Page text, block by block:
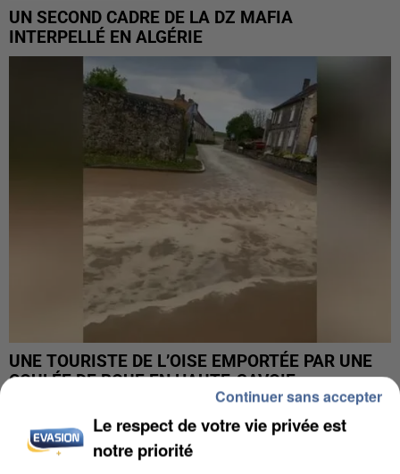
UN SECOND CADRE DE LA DZ MAFIA
INTERPELLÉ EN ALGÉRIE
UNE TOURISTE DE L’OISE EMPORTÉE PAR UNE
COULÉE DE BOUE EN HAUTE-SAVOIE
Le respect de votre vie privée est
notre priorité
Continuer sans accepter